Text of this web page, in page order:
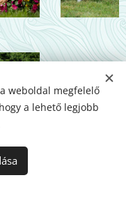
weboldal megfelelő
a lehető legjobb